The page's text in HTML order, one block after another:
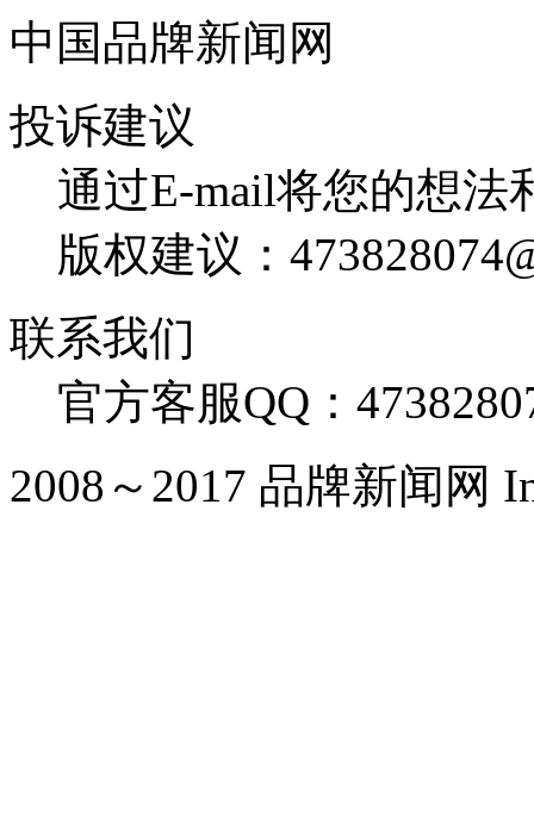
中国品牌新闻网
投诉建议
通过E-mail将您的想法
版权建议：
联系我们
官方客服QQ：
2008～2017 品牌新闻网